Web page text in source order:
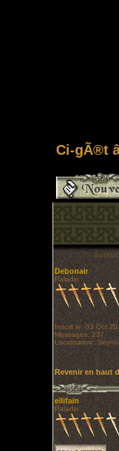
Ci-gÃ®t
Auteur
Debonair
Paladin
Inscrit le: 03 Oct
Messages: 237
Localisation:
Revenir en haut
ellifain
Paladin